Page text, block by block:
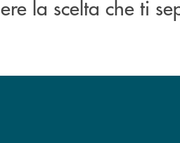
la scelta che ti